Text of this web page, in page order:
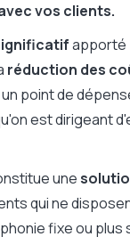
vos clients.
apporté
réduction des
un point de
est dirigeant
une
qui ne
fixe ou plus